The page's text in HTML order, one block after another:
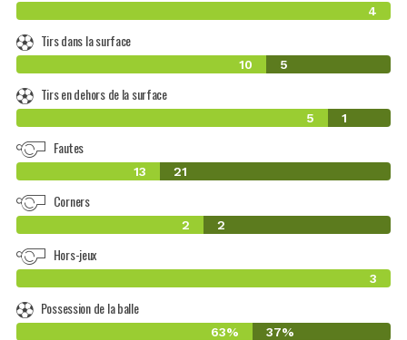
4
Tirs dans la surface
10 5
Tirs en dehors de la surface
5 1
Fautes
13 21
Corners
2 2
Hors-jeux
3
Possession de la balle
63% 37%